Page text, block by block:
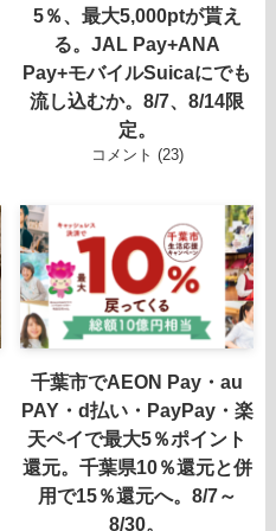
5％、最大5,000ptが貰え
る。JAL Pay+ANA
Pay+モバイルSuicaにでも
流し込むか。8/7、8/14限
定。
コメント (23)
千葉市でAEON Pay・au
PAY・d払い・PayPay・楽
天ペイで最大5％ポイント
還元。千葉県10％還元と併
用で15％還元へ。8/7～
8/30。